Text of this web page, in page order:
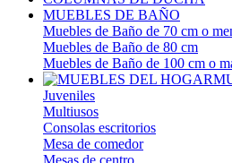
MUEBLES DE BAÑO
Muebles de Baño de 70 cm o
Muebles de Baño de 80 cm
Muebles de Baño de 100 cm o
Juveniles
Multiusos
Consolas escritorios
Mesa de comedor